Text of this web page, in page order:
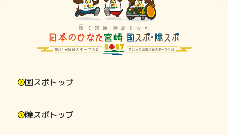
国スポトップ
障スポトップ